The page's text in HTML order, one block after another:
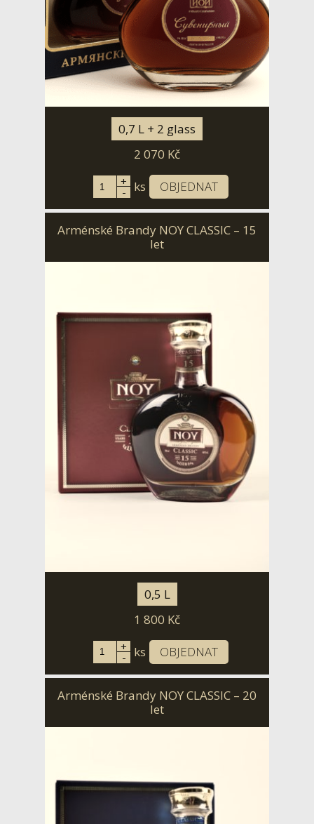
0,7 L + 2 glass
2 070 Kč
+
- ks OBJEDNAT
Arménské Brandy NOY CLASSIC – 15
let
0,5 L
1 800 Kč
+
- ks OBJEDNAT
Arménské Brandy NOY CLASSIC – 20
let